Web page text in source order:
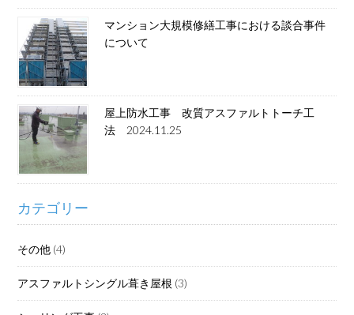
マンション大規模修繕工事における談合事件
について
屋上防水工事 改質アスファルトトーチ工
法 2024.11.25
カテゴリー
その他 (4)
アスファルトシングル葺き屋根 (3)